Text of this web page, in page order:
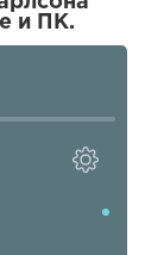
и ПК.